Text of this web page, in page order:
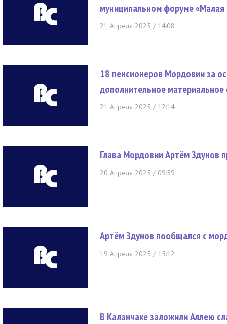
муниципальном форуме «Малая
21 Апреля 2025 / 14:08
18 пенсионеров Мордовии за
дополнительное материальное
21 Апреля 2025 / 12:14
Глава Мордовии Артём Здунов
20 Апреля 2025 / 09:59
Артём Здунов пообщался с
19 Апреля 2025 / 15:12
В Каланчаке заложили Аллею